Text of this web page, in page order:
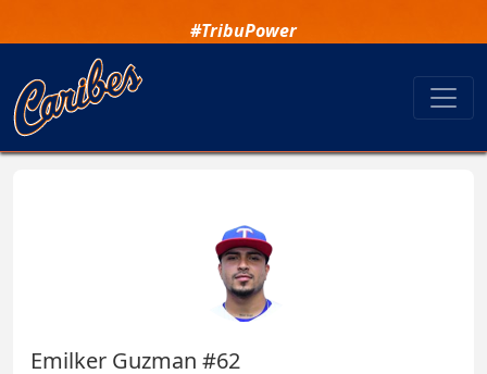
#TribuPower
Emilker Guzman #62